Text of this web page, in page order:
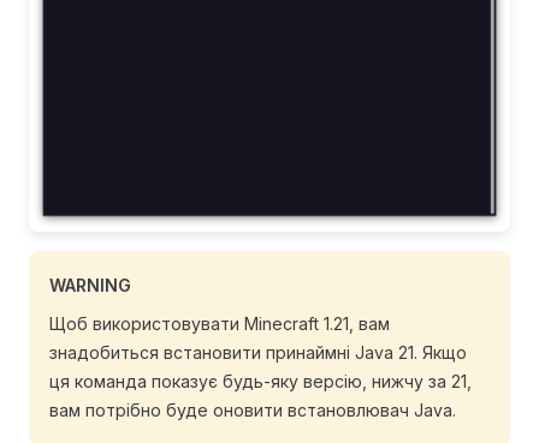
WARNING
Щоб використовувати Minecraft 1.21, вам
знадобиться встановити принаймні Java 21. Якщо
ця команда показує будь-яку версію, нижчу за 21,
вам потрібно буде оновити встановлювач Java.